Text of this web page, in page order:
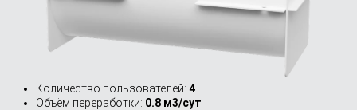
Количество пользователей: 4
Объём переработки: 0.8 м3/сут